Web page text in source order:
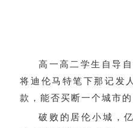
高一高二学生自导
将迪伦马特笔下那记发
款，能否买断一个城市的
破败的居伦小城，